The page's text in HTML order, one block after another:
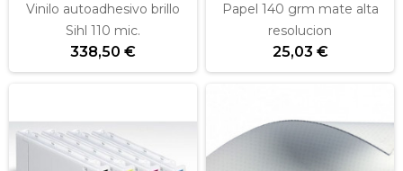
Vinilo autoadhesivo brillo
Sihl 110 mic.
338,50 €
Papel 140 grm mate alta
resolucion
25,03 €